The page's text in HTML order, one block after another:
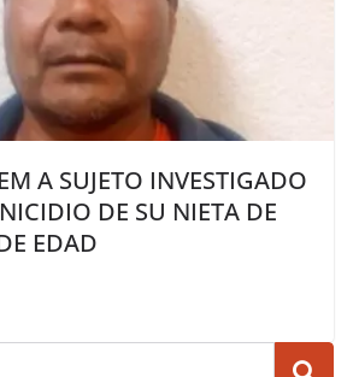
A SUJETO INVESTIGADO
DE SU NIETA DE
EDAD